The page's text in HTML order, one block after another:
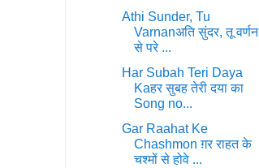
Athi Sunder, Tu
Varnanअति सुंदर, तू वर्णन
से परे ...
Har Subah Teri Daya
Kaहर सुबह तेरी दया का
Song no...
Gar Raahat Ke
Chashmon ग़र राहत के
चश्मों से होवे ...